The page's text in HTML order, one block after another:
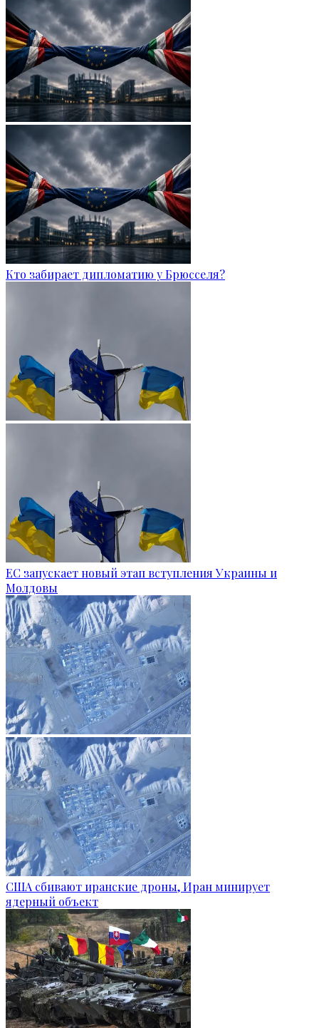
Кто забирает дипломатию у Брюсселя?
ЕС запускает новый этап вступления Украины и
Молдовы
США сбивают иранские дроны, Иран минирует
ядерный объект